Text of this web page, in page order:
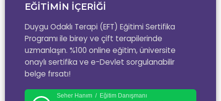
EĞİTİMİN İÇERİĞİ
Duygu Odaklı Terapi (EFT) Eğitimi Sertifika
Programı ile birey ve çift terapilerinde
uzmanlaşın. %100 online eğitim, üniversite
onaylı sertifika ve e-Devlet sorgulanabilir
belge fırsatı!
Seher Hanım / Eğitim Danışmanı